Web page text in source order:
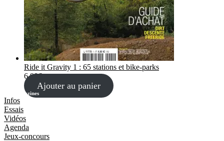
Ride it Gravity 1 : 65 stations et bike-parks
6,90€
Ajouter au panier
Les Magazines
Infos
Essais
Vidéos
Agenda
Jeux-concours